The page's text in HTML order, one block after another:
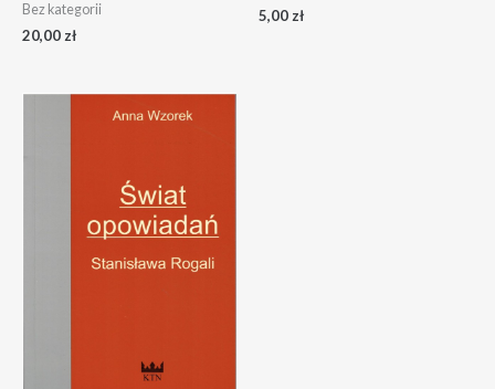
Bez kategorii
20,00 zł
5,00 zł